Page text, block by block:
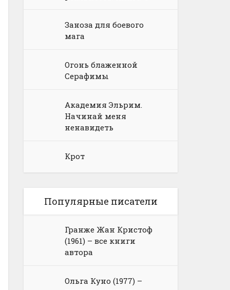
Заноза для боевого
мага
Огонь блаженной
Серафимы
Академия Эльрим.
Начинай меня
ненавидеть
Крот
Популярные писатели
Гранже Жан Кристоф
(1961) – все книги
автора
Ольга Куно (1977) –